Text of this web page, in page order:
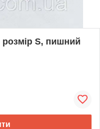
розмір S, пишний